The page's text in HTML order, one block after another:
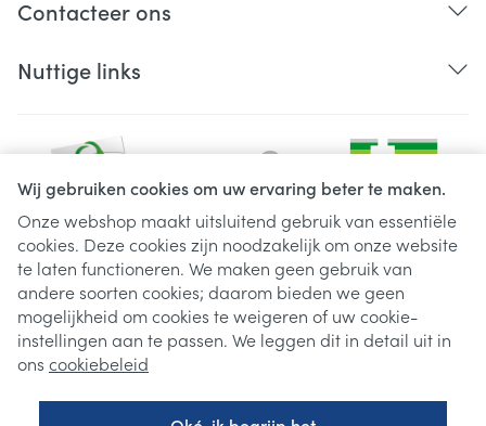
Wij gebruiken cookies om uw ervaring beter te maken.
Onze webshop maakt uitsluitend gebruik van essentiële
cookies. Deze cookies zijn noodzakelijk om onze website
te laten functioneren. We maken geen gebruik van
andere soorten cookies; daarom bieden we geen
mogelijkheid om cookies te weigeren of uw cookie-
instellingen aan te passen. We leggen dit in detail uit in
ons cookiebeleid
Contacteer ons
Nuttige links
Juridische links